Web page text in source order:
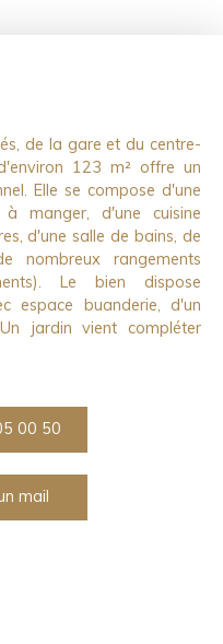
de la gare et du centre-
123 m² offre un
Elle se compose d'une
manger, d'une cuisine
d'une salle de bains, de
nombreux rangements
Le bien dispose
espace buanderie, d'un
jardin vient compléter
00 50
mail